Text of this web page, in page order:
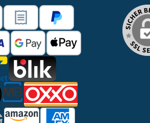
Skonto
PayPal Rechnungskauf
Später Bezahlen
oder Debitkarte
Google PayApple Pay
BLIK
MultibancoOXXO